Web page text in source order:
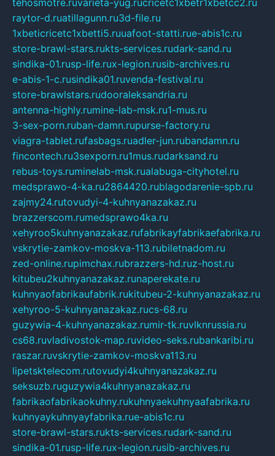
tehosmotre.ruvarieta-yug.rucricetc1xbetr1xbetcc2.ru
raytor-d.ruatillagunn.ru3d-file.ru
1xbeticricetc1xbetti5.ruuafoot-statti.rue-abis1c.ru
store-brawl-stars.rukts-services.rudark-sand.ru
sindika-01.rusp-life.rux-legion.rusib-archives.ru
e-abis-1-c.rusindika01.ruvenda-festival.ru
store-brawlstars.rudooraleksandria.ru
antenna-highly.rumine-lab-msk.ru1-mus.ru
3-sex-porn.ruban-damn.rupurse-factory.ru
viagra-tablet.rufasbags.ruadler-jun.rubandamn.ru
fincontech.ru3sexporn.ru1mus.rudarksand.ru
rebus-toys.ruminelab-msk.rualabuga-cityhotel.ru
medsprawo-4-ka.ru2864420.rublagodarenie-spb.ru
zajmy24.rutovudyi-4-kuhnyanazakaz.ru
brazzerscom.rumedsprawo4ka.ru
xehyroo5kuhnyanazakaz.rufabrikayfabrikaefabrika.ru
vskrytie-zamkov-moskva-113.rubiletnadom.ru
zed-online.rupimchax.rubrazzers-hd.ruz-host.ru
kitubeu2kuhnyanazakaz.runaperekate.ru
kuhnyaofabrikaufabrik.rukitubeu-2-kuhnyanazakaz.ru
xehyroo-5-kuhnyanazakaz.rucs-68.ru
guzywia-4-kuhnyanazakaz.rumir-tk.ruvlknrussia.ru
cs68.ruvladivostok-map.ruvideo-seks.rubankaribi.ru
raszar.ruvskrytie-zamkov-moskva113.ru
lipetsktelecom.rutovudyi4kuhnyanazakaz.ru
seksuzb.ruguzywia4kuhnyanazakaz.ru
fabrikaofabrikaokuhny.rukuhnyaekuhnyaafabrika.ru
kuhnyaykuhnyayfabrika.rue-abis1c.ru
store-brawl-stars.rukts-services.rudark-sand.ru
sindika-01.rusp-life.rux-legion.rusib-archives.ru